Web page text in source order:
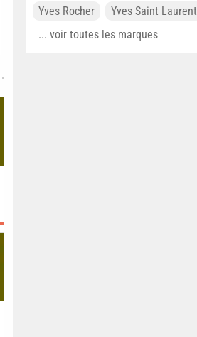
Yves Rocher
Yves Saint Laurent
... voir toutes les marques